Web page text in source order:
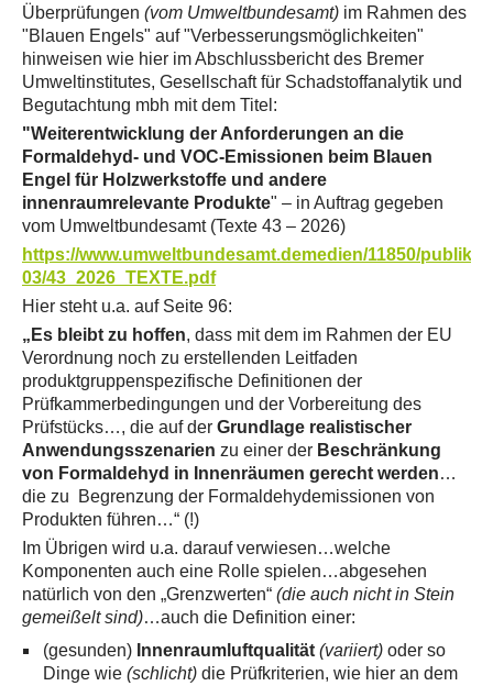
Überprüfungen (vom Umweltbundesamt) im Rahmen des
"Blauen Engels" auf "Verbesserungsmöglichkeiten"
hinweisen wie hier im Abschlussbericht des Bremer
Umweltinstitutes, Gesellschaft für Schadstoffanalytik und
Begutachtung mbh mit dem Titel:
"Weiterentwicklung der Anforderungen an die
Formaldehyd- und VOC-Emissionen beim Blauen
Engel für Holzwerkstoffe und andere
innenraumrelevante Produkte" – in Auftrag gegeben
vom Umweltbundesamt (Texte 43 – 2026)
https://www.umweltbundesamt.demedien/11850/
03/43_2026_TEXTE.pdf
Hier steht u.a. auf Seite 96:
„Es bleibt zu hoffen, dass mit dem im Rahmen der EU
Verordnung noch zu erstellenden Leitfaden
produktgruppenspezifische Definitionen der
Prüfkammerbedingungen und der Vorbereitung des
Prüfstücks…, die auf der Grundlage realistischer
Anwendungsszenarien zu einer der Beschränkung
von Formaldehyd in Innenräumen gerecht werden…
die zu Begrenzung der Formaldehydemissionen von
Produkten führen…“ (!)
Im Übrigen wird u.a. darauf verwiesen…welche
Komponenten auch eine Rolle spielen…abgesehen
natürlich von den „Grenzwerten“ (die auch nicht in Stein
gemeißelt sind)…auch die Definition einer:
(gesunden) Innenraumluftqualität (variiert) oder so
Dinge wie (schlicht) die Prüfkriterien, wie hier an dem